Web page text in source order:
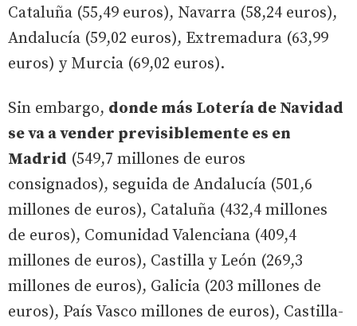
Cataluña (55,49 euros), Navarra (58,24 euros),
Andalucía (59,02 euros), Extremadura (63,99
euros) y Murcia (69,02 euros).
Sin embargo, donde más Lotería de Navidad
se va a vender previsiblemente es en
Madrid (549,7 millones de euros
consignados), seguida de Andalucía (501,6
millones de euros), Cataluña (432,4 millones
de euros), Comunidad Valenciana (409,4
millones de euros), Castilla y León (269,3
millones de euros), Galicia (203 millones de
euros), País Vasco millones de euros), Castilla-